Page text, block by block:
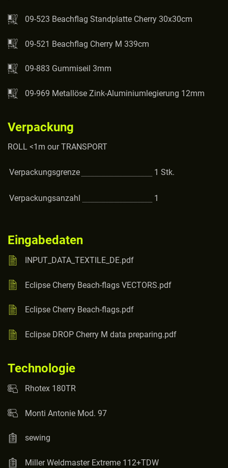
09-523 Beachflag Standplatte Cherry 30x30cm
09-521 Beachflag Cherry M 339cm
09-883 Gummiseil 3mm
09-969 Metallöse Zink-Aluminiumlegierung 12mm
Verpackung
ROLL <1m our TRANSPORT
Verpackungsgrenze 1 Stk.
Verpackungsanzahl 1
Eingabedaten
INPUT_DATA_TEXTILE_DE.pdf
Eclipse Cherry Beach-flags VECTORS.pdf
Eclipse Cherry Beach-flags.pdf
Eclipse DROP Cherry M data preparing.pdf
Technologie
Rhotex 180TR
Monti Antonie Mod. 97
sewing
Miller Weldmaster Extreme 112+TDW